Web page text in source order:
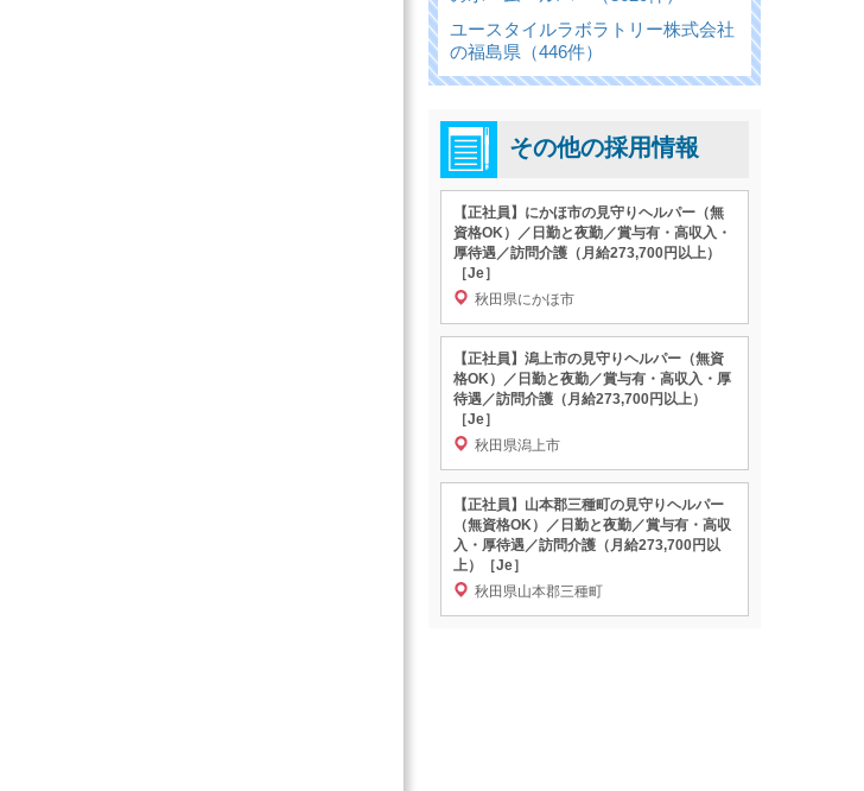
ユースタイルラボラトリー株式会社
の福島県（446件）
その他の採用情報
【正社員】にかほ市の見守りヘルパー（無
資格OK）／日勤と夜勤／賞与有・高収入・
厚待遇／訪問介護（月給273,700円以上）
［Je］
秋田県にかほ市
【正社員】潟上市の見守りヘルパー（無資
格OK）／日勤と夜勤／賞与有・高収入・厚
待遇／訪問介護（月給273,700円以上）
［Je］
秋田県潟上市
【正社員】山本郡三種町の見守りヘルパー
（無資格OK）／日勤と夜勤／賞与有・高収
入・厚待遇／訪問介護（月給273,700円以
上）［Je］
秋田県山本郡三種町